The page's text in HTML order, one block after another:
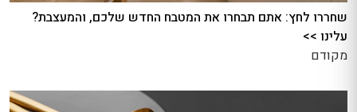
שחררו לחץ: אתם תבחרו את המטבח החדש שלכם, והמעצבת?
עלינו >>
מקודם